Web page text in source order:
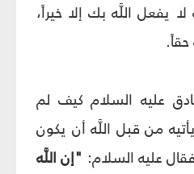
يفعل اللَّه بك إلا خيراً،
عليه السلام كيف لم
من قبل اللَّه أن يكون
عليه السلام: "إن اللَّه